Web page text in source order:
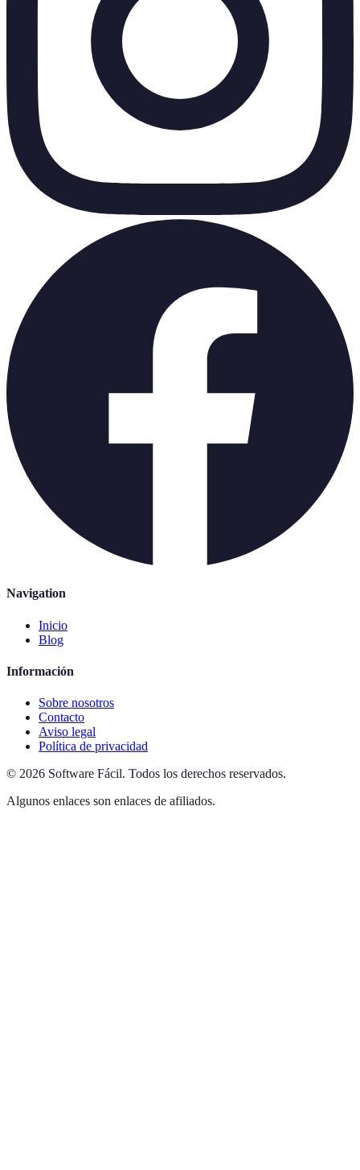
Navigation
Inicio
Blog
Información
Sobre nosotros
Contacto
Aviso legal
Política de privacidad
© 2026 Software Fácil. Todos los derechos reservados.
Algunos enlaces son enlaces de afiliados.